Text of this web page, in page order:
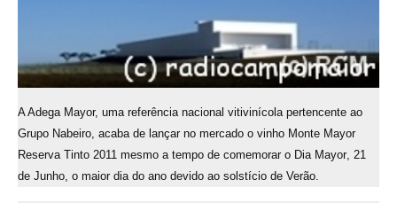
A Adega Mayor, uma referência nacional vitivinícola pertencente ao
Grupo Nabeiro, acaba de lançar no mercado o vinho Monte Mayor
Reserva Tinto 2011 mesmo a tempo de comemorar o Dia Mayor, 21
de Junho, o maior dia do ano devido ao solstício de Verão.